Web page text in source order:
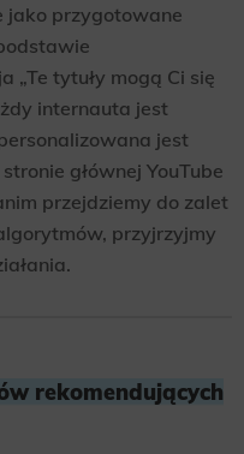
jako przygotowane
„Te tytuły mogą Ci się
internauta jest
jest
głównej YouTube
przejdziemy do zalet
przyjrzyjmy
rekomendujących